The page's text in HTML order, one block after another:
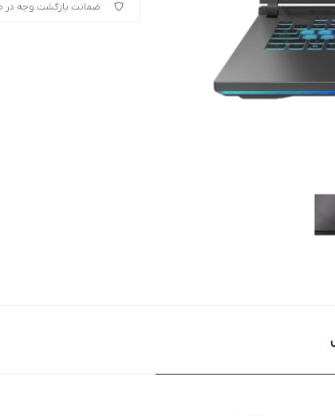
ضمانت بازگشت وجه